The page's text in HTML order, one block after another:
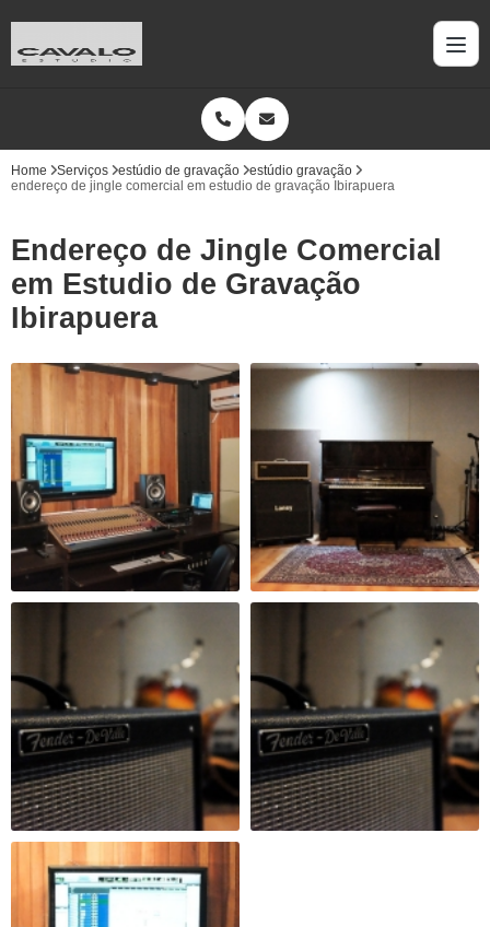
Home Serviços estúdio de gravação
estúdio gravação
endereço de jingle comercial em estudio de gravação Ibirapuera
Endereço de Jingle Comercial
em Estudio de Gravação
Ibirapuera